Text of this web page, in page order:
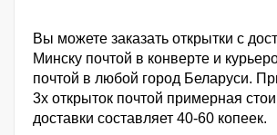
Вы можете заказать открытки с
Минску почтой в конверте и
почтой в любой город Беларуси.
3х открыток почтой примерная
доставки составляет 40-60 копеек.